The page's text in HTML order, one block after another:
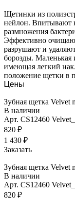
Щетинки из
нейлон. Впитывают
размножения
Эффективно
разрушают и
борозды. Маленькая
имеющая легкий
положение щетки в
Цены
Зубная щетка Velvet
В наличии
Арт. CS12460
820 ₽
1 430 ₽
Заказать
Зубная щетка Velvet
В наличии
Арт. CS12460
820 ₽